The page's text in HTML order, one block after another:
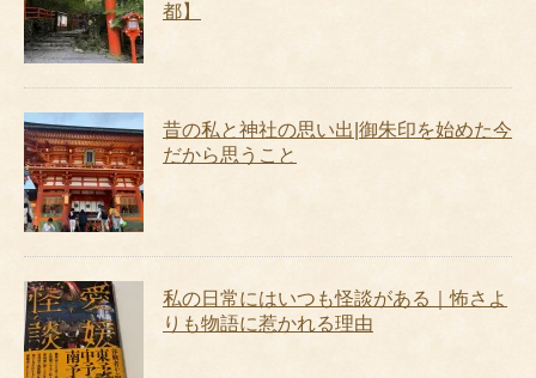
都】
昔の私と神社の思い出|御朱印を始めた今
だから思うこと
私の日常にはいつも怪談がある｜怖さよ
りも物語に惹かれる理由